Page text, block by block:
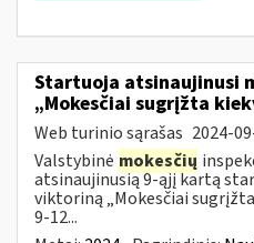
Startuoja atsinaujinusi
„Mokesčiai sugrįžta
Web turinio sąrašas 2024-
Valstybinė mokesčių
atsinaujinusią 9-ąjį kartą
viktoriną „Mokesčiai
9-12...